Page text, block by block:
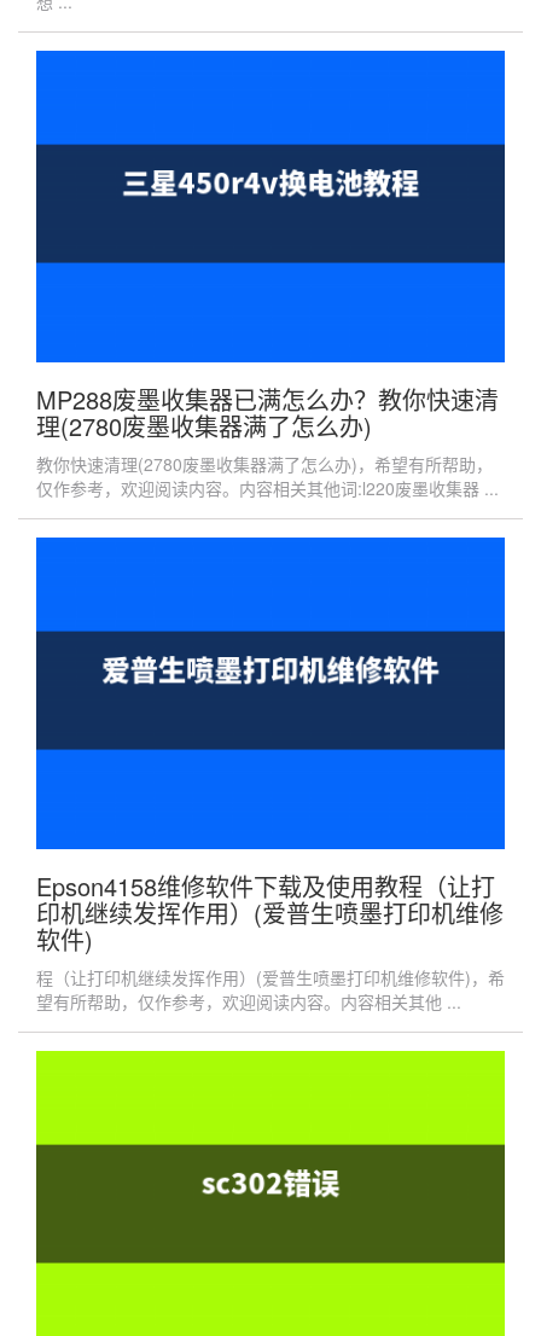
MP288废墨收集器已满怎么办？教你快速清
理(2780废墨收集器满了怎么办)
教你快速清理(2780废墨收集器满了怎么办)，希望有所帮助，
仅作参考，欢迎阅读内容。内容相关其他词:l220废墨收集器 ...
Epson4158维修软件下载及使用教程（让打
印机继续发挥作用）(爱普生喷墨打印机维修
软件)
程（让打印机继续发挥作用）(爱普生喷墨打印机维修软件)，希
望有所帮助，仅作参考，欢迎阅读内容。内容相关其他 ...